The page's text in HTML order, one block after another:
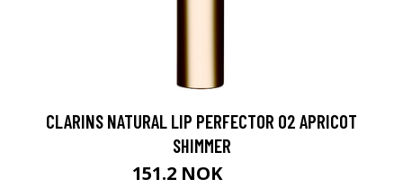
CLARINS NATURAL LIP PERFECTOR 02 APRICOT
SHIMMER
151.2 NOK